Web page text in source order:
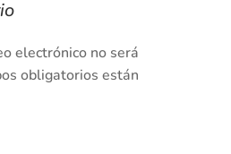
electrónico no será
obligatorios están